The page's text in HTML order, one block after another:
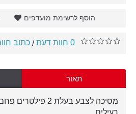
הוסף לרשימת מועדפים
0 חוות דעת / כתוב
תאור
מסיכה לצבע בעלת 2
רעילים.